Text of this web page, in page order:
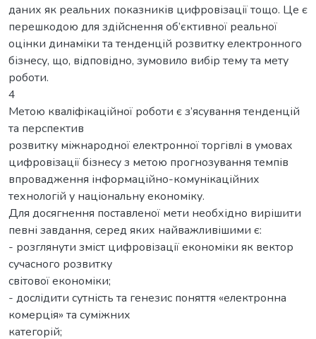
даних як реальних показників цифровізації тощо. Це є
перешкодою для здійснення об’єктивної реальної
оцінки динаміки та тенденцій розвитку електронного
бізнесу, що, відповідно, зумовило вибір тему та мету
роботи.
4
Метою кваліфікаційної роботи є з’ясування тенденцій
та перспектив
розвитку міжнародної електронної торгівлі в умовах
цифровізації бізнесу з метою прогнозування темпів
впровадження інформаційно-комунікаційних
технологій у національну економіку.
Для досягнення поставленої мети необхідно вирішити
певні завдання, серед яких найважливішими є:
- розглянути зміст цифровізації економіки як вектор
сучасного розвитку
світової економіки;
- дослідити сутність та генезис поняття «електронна
комерція» та суміжних
категорій;